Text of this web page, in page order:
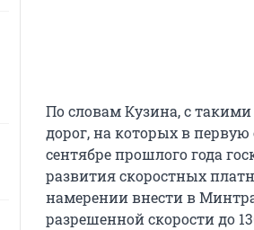
По словам Кузина, с
дорог, на которых в первую
сентябре прошлого года
развития скоростных
намерении внести в
разрешенной скорости до